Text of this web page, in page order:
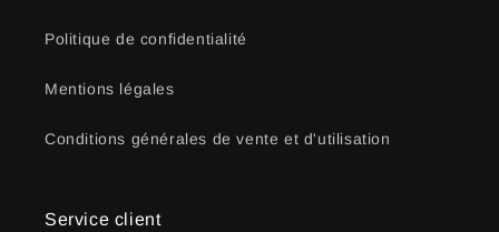
Politique de confidentialité
Mentions légales
Conditions générales de vente et d'utilisation
Service client